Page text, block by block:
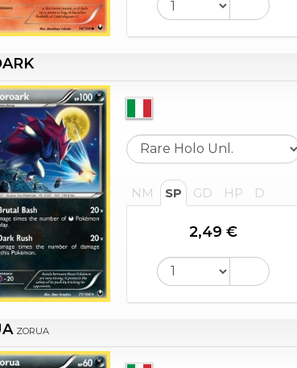
NM SP GD HP D
2,49 €
ZORUA